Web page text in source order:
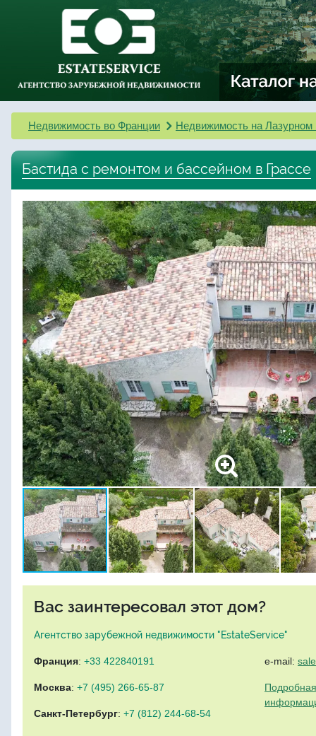
Недвижимость во Франции Недвижимость на Лазурном
Бастида с ремонтом и бассейном в Грассе
Вас заинтересовал этот дом?
Агентство зарубежной недвижимости "EstateService"
Франция: +33 422840191
Москва: +7 (495) 266-65-87
Санкт-Петербург: +7 (812) 244-68-54
e-mail: